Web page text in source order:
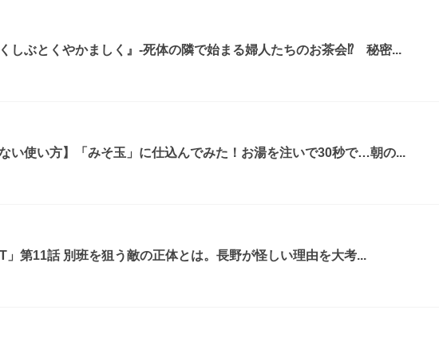
しぶとくやかましく』-死体の隣で始まる婦人たちのお茶会⁉ 秘密...
ない使い方】「みそ玉」に仕込んでみた！お湯を注いで30秒で…朝の...
」第11話 別班を狙う敵の正体とは。長野が怪しい理由を大考...